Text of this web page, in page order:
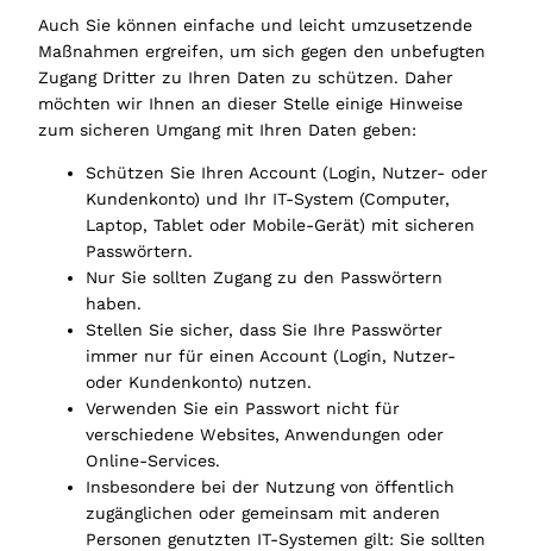
Auch Sie können einfache und leicht umzusetzende
Maßnahmen ergreifen, um sich gegen den unbefugten
Zugang Dritter zu Ihren Daten zu schützen. Daher
möchten wir Ihnen an dieser Stelle einige Hinweise
zum sicheren Umgang mit Ihren Daten geben:
Schützen Sie Ihren Account (Login, Nutzer- oder
Kundenkonto) und Ihr IT-System (Computer,
Laptop, Tablet oder Mobile-Gerät) mit sicheren
Passwörtern.
Nur Sie sollten Zugang zu den Passwörtern
haben.
Stellen Sie sicher, dass Sie Ihre Passwörter
immer nur für einen Account (Login, Nutzer-
oder Kundenkonto) nutzen.
Verwenden Sie ein Passwort nicht für
verschiedene Websites, Anwendungen oder
Online-Services.
Insbesondere bei der Nutzung von öffentlich
zugänglichen oder gemeinsam mit anderen
Personen genutzten IT-Systemen gilt: Sie sollten